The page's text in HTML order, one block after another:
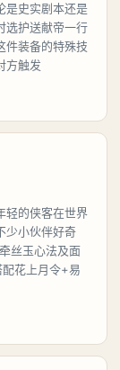
是史实剧本还是
选护送献帝一行
件装备的特殊技
方触发
轻的侠客在世界
少小伙伴好奇
丝玉心法及面
花上月令+易